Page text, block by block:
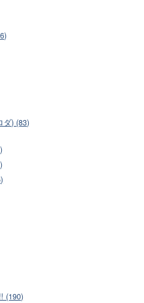
ダ) (83)
(190)